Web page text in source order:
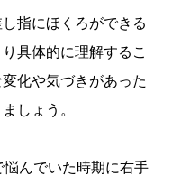
指にほくろができる
具体的に理解するこ
化や気づきがあった
しょう。
んでいた時期に右手